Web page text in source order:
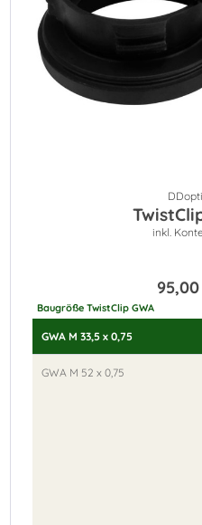
inkl.
Baugröße TwistClip GWA
GWA M 33,5 x 0,75
GWA M 52 x 0,75